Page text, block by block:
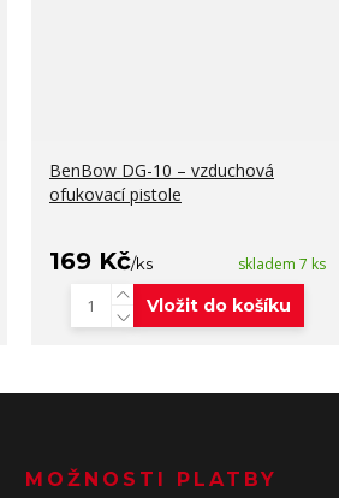
BenBow DG-10 – vzduchová
ofukovací pistole
169 Kč/ks skladem 7 ks
Vložit do košíku
MOŽNOSTI PLATBY